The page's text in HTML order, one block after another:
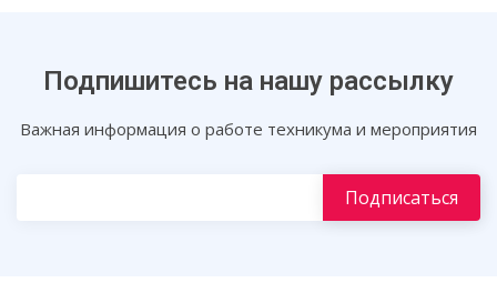
Подпишитесь на нашу рассылку
Важная информация о работе техникума и мероприятия